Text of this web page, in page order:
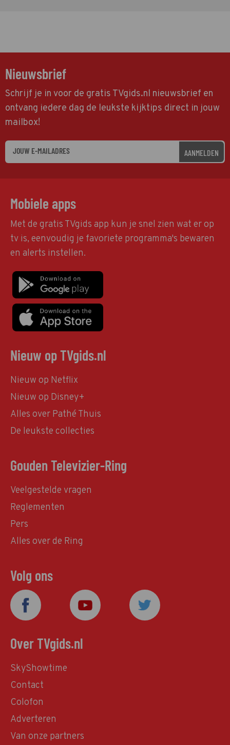
Nieuwsbrief
Schrijf je in voor de gratis TVgids.nl nieuwsbrief en
ontvang iedere dag de leukste kijktips direct in jouw
mailbox!
AANMELDEN
Mobiele apps
Met de gratis TVgids app kun je snel zien wat er op
tv is, eenvoudig je favoriete programma's bewaren
en alerts instellen.
Nieuw op TVgids.nl
Nieuw op Netflix
Nieuw op Disney+
Alles over Pathé Thuis
De leukste collecties
Gouden Televizier-Ring
Veelgestelde vragen
Reglementen
Pers
Alles over de Ring
Volg ons
Over TVgids.nl
SkyShowtime
Contact
Colofon
Adverteren
Van onze partners